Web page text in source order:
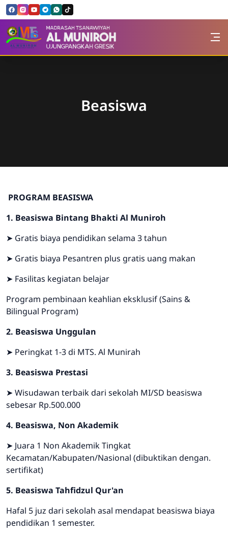
Skip to Content
MTs. Al Muniroh
Beasiswa
PROGRAM BEASISWA
1. Beasiswa Bintang Bhakti Al Muniroh
➤ Gratis biaya pendidikan selama 3 tahun
➤ Gratis biaya Pesantren plus gratis uang makan
➤ Fasilitas kegiatan belajar
Program pembinaan keahlian eksklusif (Sains &
Bilingual Program)
2. Beasiswa Unggulan
➤ Peringkat 1-3 di MTS. Al Munirah
3. Beasiswa Prestasi
➤ Wisudawan terbaik dari sekolah MI/SD beasiswa
sebesar Rp.500.000
4. Beasiswa, Non Akademik
➤ Juara 1 Non Akademik Tingkat
Kecamatan/Kabupaten/Nasional (dibuktikan dengan.
sertifikat)
5. Beasiswa Tahfidzul Qur'an
Hafal 5 juz dari sekolah asal mendapat beasiswa biaya
pendidikan 1 semester.